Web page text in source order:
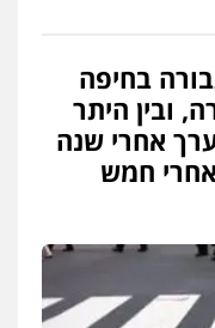
מעצרים וחקירות
חקירות ומעצרים
בחיפה
ובין היתר
אחרי שנה
חמש